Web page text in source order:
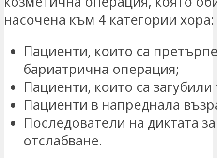
насочена към 4 категории хора:
Пациенти, които са
бариатрична операция;
Пациенти, които са загубили
Пациенти в напреднала
Последователи на диктата за
отслабване.